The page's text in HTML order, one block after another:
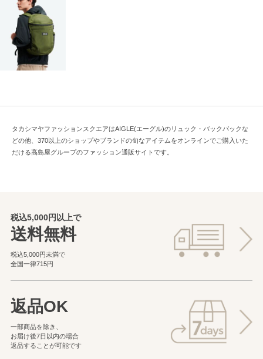
タカシマヤファッションスクエアはAIGLE(エーグル)のリュック・バックパックな
どの他、370以上のショップやブランドの旬なアイテムをオンラインでご購入いた
だける高島屋グループのファッション通販サイトです。
税込5,000円以上で
送料無料
税込5,000円未満で
全国一律715円
返品OK
一部商品を除き、
お届け後7日以内の場合
返品することが可能です